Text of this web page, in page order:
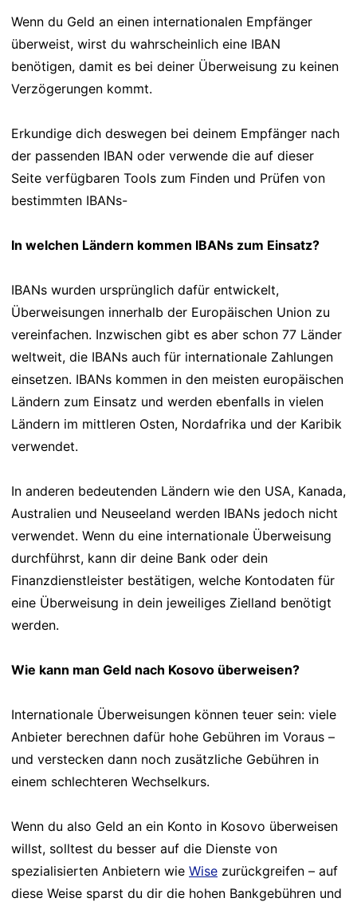
Wenn du Geld an einen internationalen Empfänger
überweist, wirst du wahrscheinlich eine IBAN
benötigen, damit es bei deiner Überweisung zu keinen
Verzögerungen kommt.
Erkundige dich deswegen bei deinem Empfänger nach
der passenden IBAN oder verwende die auf dieser
Seite verfügbaren Tools zum Finden und Prüfen von
bestimmten IBANs-
In welchen Ländern kommen IBANs zum Einsatz?
IBANs wurden ursprünglich dafür entwickelt,
Überweisungen innerhalb der Europäischen Union zu
vereinfachen. Inzwischen gibt es aber schon 77 Länder
weltweit, die IBANs auch für internationale Zahlungen
einsetzen. IBANs kommen in den meisten europäischen
Ländern zum Einsatz und werden ebenfalls in vielen
Ländern im mittleren Osten, Nordafrika und der Karibik
verwendet.
In anderen bedeutenden Ländern wie den USA, Kanada,
Australien und Neuseeland werden IBANs jedoch nicht
verwendet. Wenn du eine internationale Überweisung
durchführst, kann dir deine Bank oder dein
Finanzdienstleister bestätigen, welche Kontodaten für
eine Überweisung in dein jeweiliges Zielland benötigt
werden.
Wie kann man Geld nach Kosovo überweisen?
Internationale Überweisungen können teuer sein: viele
Anbieter berechnen dafür hohe Gebühren im Voraus –
und verstecken dann noch zusätzliche Gebühren in
einem schlechteren Wechselkurs.
Wenn du also Geld an ein Konto in Kosovo überweisen
willst, solltest du besser auf die Dienste von
spezialisierten Anbietern wie Wise zurückgreifen – auf
diese Weise sparst du dir die hohen Bankgebühren und